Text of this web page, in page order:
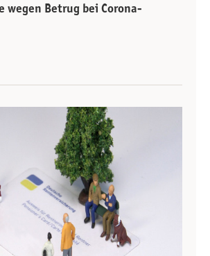
wegen Betrug bei Corona-